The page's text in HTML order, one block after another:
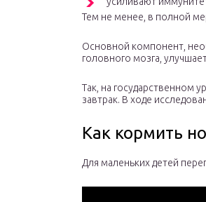
Тем не менее, в полной
Основной компонент,
головного мозга,
Так, на государственном
завтрак. В ходе
Как кормить
Для маленьких детей